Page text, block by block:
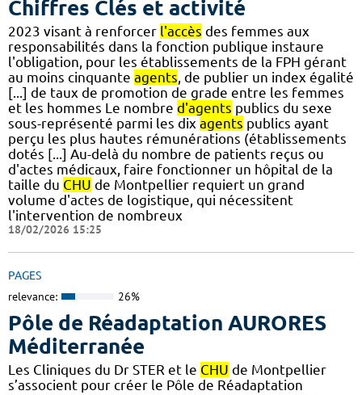
Chiffres Clés et activité
2023 visant à renforcer l'accès des femmes aux
responsabilités dans la fonction publique instaure
l'obligation, pour les établissements de la FPH gérant
au moins cinquante agents , de publier un index égalité
[...] de taux de promotion de grade entre les femmes
et les hommes Le nombre d'agents publics du sexe
sous-représenté parmi les dix agents publics ayant
perçu les plus hautes rémunérations (établissements
dotés [...] Au-delà du nombre de patients reçus ou
d'actes médicaux, faire fonctionner un hôpital de la
taille du CHU de Montpellier requiert un grand
volume d'actes de logistique, qui nécessitent
l'intervention de nombreux
18/02/2026 15:25
PAGES
relevance: 26%
Pôle de Réadaptation AURORES
Méditerranée
Les Cliniques du Dr STER et le CHU de Montpellier
s’associent pour créer le Pôle de Réadaptation